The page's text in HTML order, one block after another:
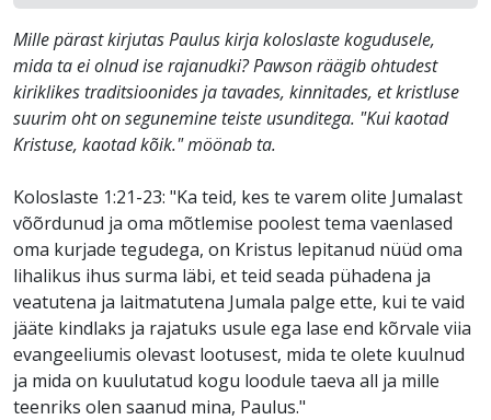
Mille pärast kirjutas Paulus kirja koloslaste kogudusele,
mida ta ei olnud ise rajanudki? Pawson räägib ohtudest
kiriklikes traditsioonides ja tavades, kinnitades, et kristluse
suurim oht on segunemine teiste usunditega. "Kui kaotad
Kristuse, kaotad kõik." möönab ta.
Koloslaste 1:21-23: "Ka teid, kes te varem olite Jumalast
võõrdunud ja oma mõtlemise poolest tema vaenlased
oma kurjade tegudega, on Kristus lepitanud nüüd oma
lihalikus ihus surma läbi, et teid seada pühadena ja
veatutena ja laitmatutena Jumala palge ette, kui te vaid
jääte kindlaks ja rajatuks usule ega lase end kõrvale viia
evangeeliumis olevast lootusest, mida te olete kuulnud
ja mida on kuulutatud kogu loodule taeva all ja mille
teenriks olen saanud mina, Paulus."